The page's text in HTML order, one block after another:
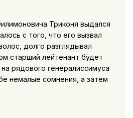
Триконя выдался
с того, что его вызвал
долго разглядывал
старший лейтенант будет
рядового генералиссимуса
немалые сомнения, а затем